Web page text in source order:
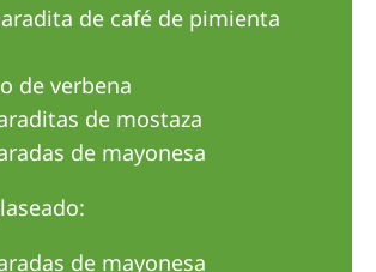
of America
International
de café de pimienta
de verbena
de mostaza
de mayonesa
de mayonesa